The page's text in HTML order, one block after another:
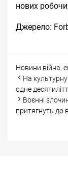
нових
Джерело:
Categories
Новини Tags
війна,
Post
navigation
На культурну
одне
Воєнні
притягнуть до